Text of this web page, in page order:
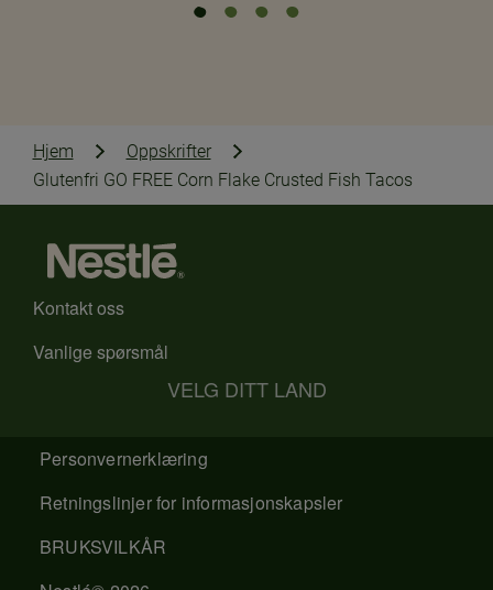
Hjem
Oppskrifter
Glutenfri GO FREE Corn Flake Crusted Fish Tacos
Kontakt oss
Vanlige spørsmål
VELG DITT LAND
Personvernerklæring
Retningslinjer for informasjonskapsler
BRUKSVILKÅR